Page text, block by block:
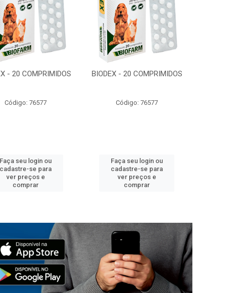
- 20 COMPRIMIDOS
Código: 76577
Faça seu login ou
cadastre-se para
ver preços e
comprar
BIODEX - 20 COMPRIMIDOS
Código: 76577
Faça seu login ou
cadastre-se para
ver preços e
comprar